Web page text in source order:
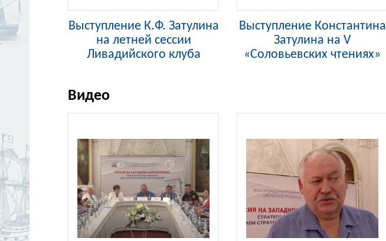
Выступление К.Ф. Затулина
на летней сессии
Ливадийского клуба
Выступление Константина
Затулина на V
«Соловьевских чтениях»
Видео